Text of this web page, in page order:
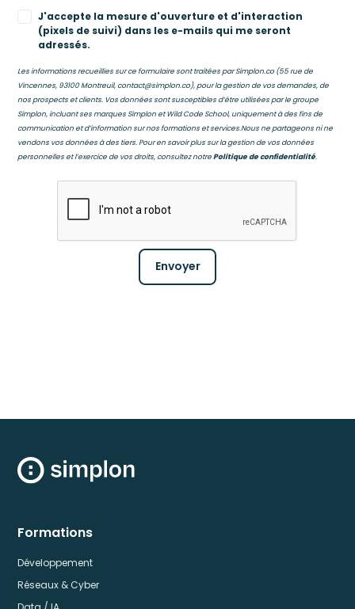
J'accepte la mesure d'ouverture et d'interaction
(pixels de suivi) dans les e-mails qui me seront
adressés.
Les informations recueillies sur ce formulaire sont traitées par Simplon.co (55 rue de
Vincennes, 93100 Montreuil, contact@simplon.co), pour la gestion de vos demandes, de
nos prospects et clients. Vos données sont susceptibles d’être utilisées par le groupe
Simplon, incluant ses marques Simplon et Wild Code School, uniquement à des fins de
communication et d’information sur nos formations et services.Nous ne partageons ni ne
vendons vos données à des tiers. Pour en savoir plus sur la gestion de vos données
personnelles et l’exercice de vos droits, consultez notrePolitique de confidentialité.
Formations
Développement
Réseaux & Cyber